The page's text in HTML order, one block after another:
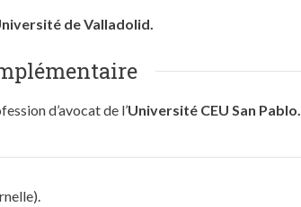
de Valladolid.
d’avocat de l’Université CEU San Pablo.